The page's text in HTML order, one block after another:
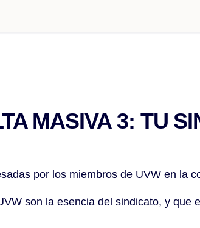
MASIVA 3: TU
por los miembros de UVW en la
son la esencia del sindicato, y